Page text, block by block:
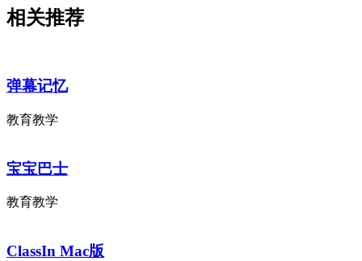
相关推荐
弹幕记忆
教育教学
宝宝巴士
教育教学
ClassIn Mac版